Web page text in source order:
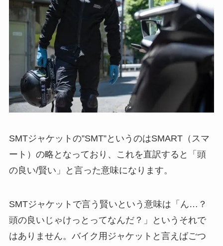
SMTジャケットの”SMT”というのはSMART（スマ
ート）の略となっており、これを直訳すると「頭
の良い/賢い」と言った意味になります。
SMTジャケットで言う賢いという意味は「ん…？
頭の良いじゃけっとってなんだ？」というそれで
はありません。バイク用ジャケットと言えばごつ